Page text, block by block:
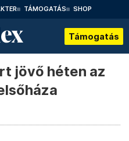
TÁMOGATÁS SHOP
Támogatás
jövő héten az